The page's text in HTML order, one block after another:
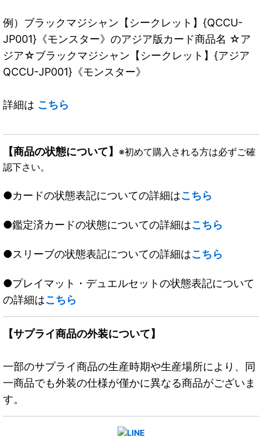
例）ブラックマジシャン【シークレット】{QCCU-
JP001}《モンスター》のアジア版カード商品名 ☆ア
ジア☆ブラックマジシャン【シークレット】{アジア
QCCU-JP001}《モンスター》
詳細は こちら
【商品の状態について】 ※初めて購入される方は必ずご確
認下さい。
●カードの状態表記についての詳細はこちら
●鑑定済カードの状態についての詳細はこちら
●スリーブの状態表記についての詳細はこちら
●プレイマット・デュエルセットの状態表記について
の詳細はこちら
【サプライ商品の外装について】
一部のサプライ商品の生産時期や生産場所により、同
一商品でも外装の仕様が僅かに異なる商品がございま
す。